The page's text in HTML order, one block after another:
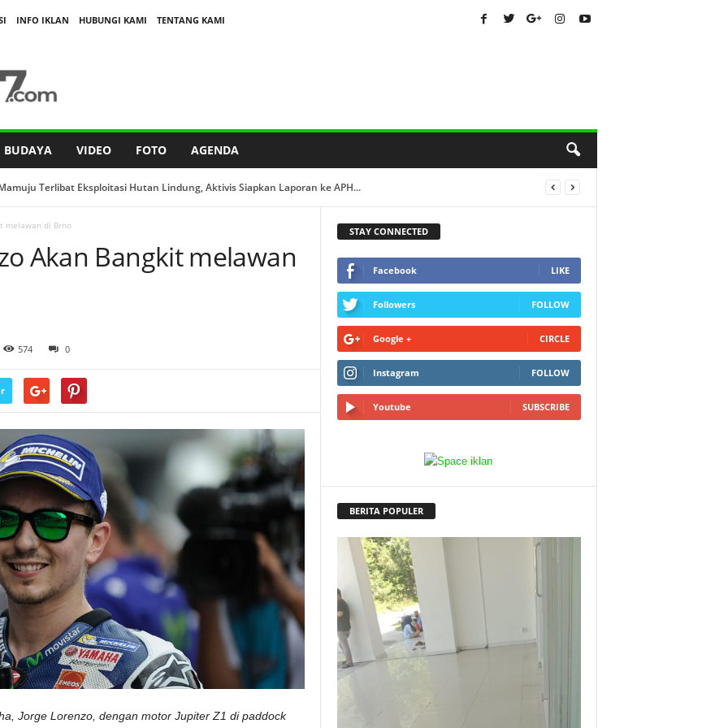
INFO IKLAN HUBUNGI KAMI
TENTANG KAMI
BUDAYA VIDEO FOTO AGENDA
Terlibat Eksploitasi Hutan Lindung, Aktivis Siapkan Laporan ke APH...
melawan di Brno
Akan Bangkit melawan
574 0
Jorge Lorenzo, dengan motor Jupiter Z1 di paddock
STAY CONNECTED
Facebook LIKE
Followers FOLLOW
Google + CIRCLE
Instagram FOLLOW
Youtube SUBSCRIBE
BERITA POPULER